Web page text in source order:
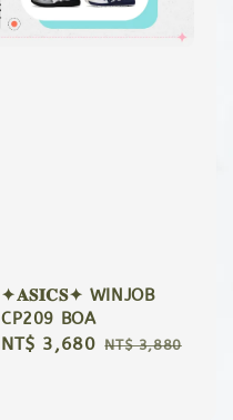
✦𝐀𝐒𝐈𝐂𝐒✦ WINJOB
CP209 BOA
Sale
NT$ 3,680 Regular
NT$ 3,880